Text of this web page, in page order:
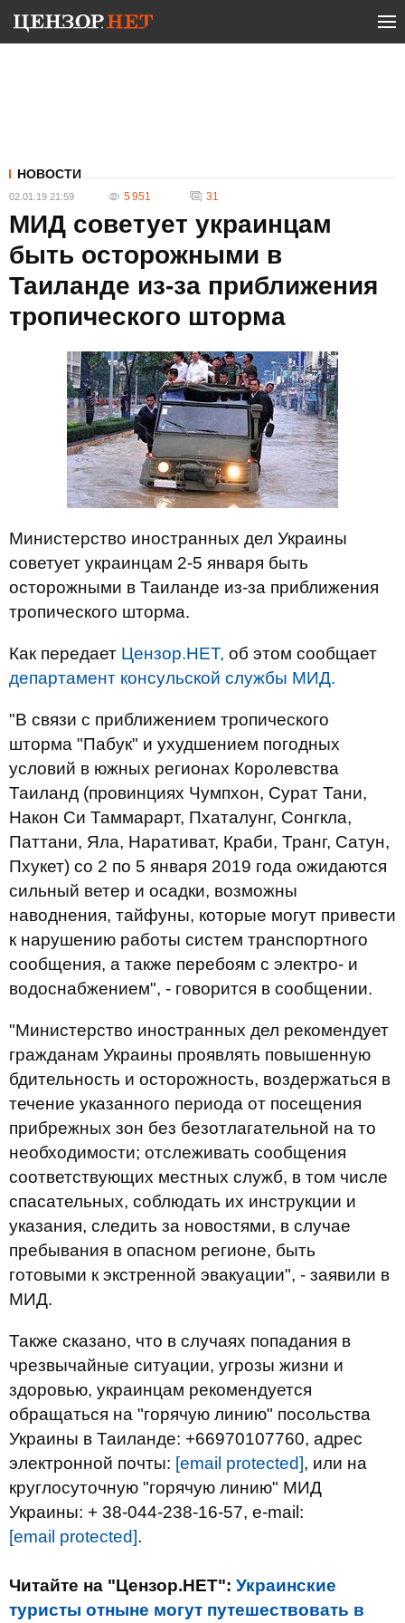
НОВОСТИ
02.01.19 21:59 5 951 31
МИД советует украинцам
быть осторожными в
Таиланде из-за приближения
тропического шторма
Министерство иностранных дел Украины
советует украинцам 2-5 января быть
осторожными в Таиланде из-за приближения
тропического шторма.
Как передает Цензор.НЕТ, об этом сообщает
департамент консульской службы МИД.
"В связи с приближением тропического
шторма "Пабук" и ухудшением погодных
условий в южных регионах Королевства
Таиланд (провинциях Чумпхон, Сурат Тани,
Након Си Таммарарт, Пхаталунг, Сонгкла,
Паттани, Яла, Наративат, Краби, Транг, Сатун,
Пхукет) со 2 по 5 января 2019 года ожидаются
сильный ветер и осадки, возможны
наводнения, тайфуны, которые могут привести
к нарушению работы систем транспортного
сообщения, а также перебоям с электро- и
водоснабжением", - говорится в сообщении.
"Министерство иностранных дел рекомендует
гражданам Украины проявлять повышенную
бдительность и осторожность, воздержаться в
течение указанного периода от посещения
прибрежных зон без безотлагательной на то
необходимости; отслеживать сообщения
соответствующих местных служб, в том числе
спасательных, соблюдать их инструкции и
указания, следить за новостями, в случае
пребывания в опасном регионе, быть
готовыми к экстренной эвакуации", - заявили в
МИД.
Также сказано, что в случаях попадания в
чрезвычайные ситуации, угрозы жизни и
здоровью, украинцам рекомендуется
обращаться на "горячую линию" посольства
Украины в Таиланде: +66970107760, адрес
электронной почты: [email protected], или на
круглосуточную "горячую линию" МИД
Украины: + 38-044-238-16-57, e-mail:
[email protected].
Читайте на "Цензор.НЕТ": Украинские
туристы отныне могут путешествовать в